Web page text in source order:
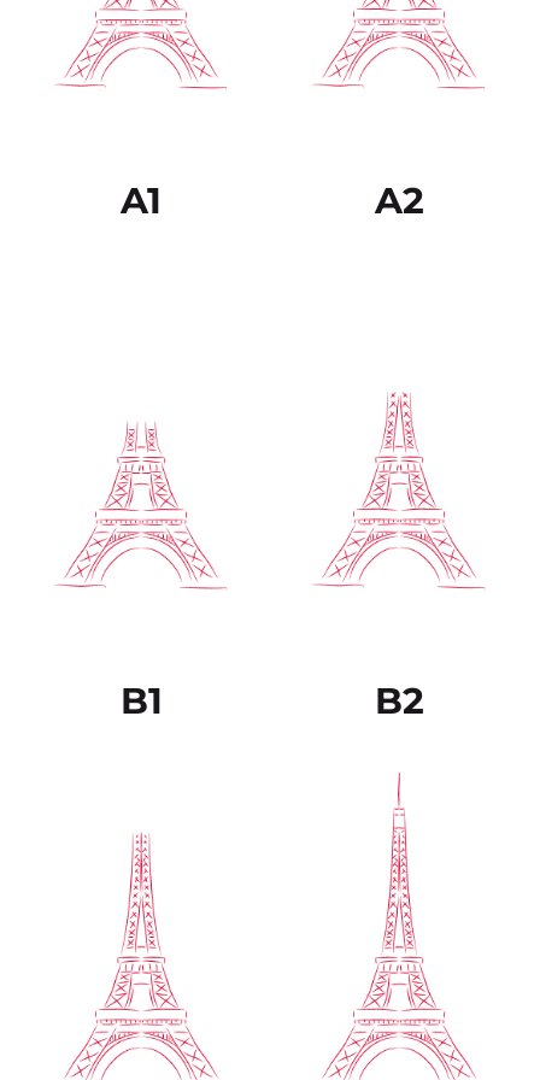
A1 A2
conocidas, ya sea en
situaciones de trabajo, de
estudio o de ocio. Sabe
desenvolverse en la
mayor parte de las
situaciones que pueden
B1
dentro de su campo de
especialización. Puede
relacionarse con
hablantes nativos con un
grado suficiente de
fluidez y naturalidad de
interlocutores.
B2
Es capaz de comprender
una amplia variedad de
textos extensos y con
cierto nivel de exigencia,
así como reconocer en
ellos sentidos implícitos.
Sabe expresarse de
forma fluida y
espontánea sin muestras
muy evidentes de
El estudiante puede
comprender sin ningún
esfuerzo prácticamente
todo lo que lee o
escucha. Puede volver a
plantear los hechos y
argumentos
provenientes de
diferentes fuentes, tanto
escritas como verbales,